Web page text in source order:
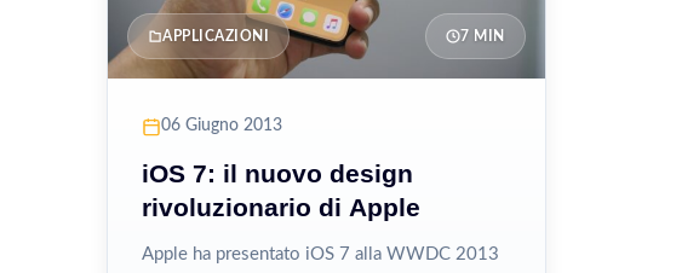
APPLICAZIONI 7 MIN
06 Giugno 2013
iOS 7: il nuovo design
rivoluzionario di Apple
Apple ha presentato iOS 7 alla WWDC 2013